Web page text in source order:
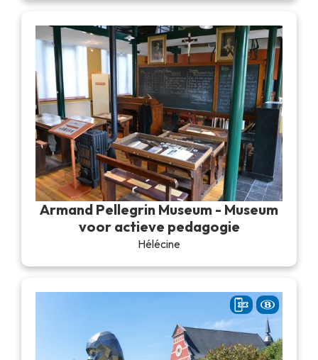
Armand Pellegrin Museum - Museum
voor actieve pedagogie
Hélécine